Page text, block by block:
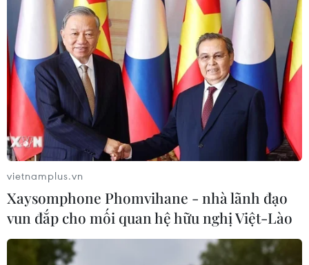
đã chìm vào giấc ngủ sâu, trong khi những người khác
tối thiểu cũng có thể thư giãn.
vietnamplus.vn
Xaysomphone Phomvihane - nhà lãnh đạo
vun đắp cho mối quan hệ hữu nghị Việt-Lào